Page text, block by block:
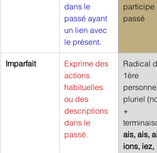
dans le
passé ayant
un lien avec
le présent.
participe
passé
Imparfait
Exprime des
actions
habituelles
ou des
descriptions
dans le
passé.
Radical
1ère
personne
pluriel
+
ais, ais,
ions, iez,